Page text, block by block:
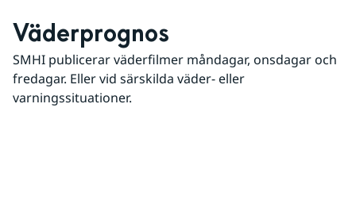
Väderprognos
SMHI publicerar väderfilmer måndagar, onsdagar och
fredagar. Eller vid särskilda väder- eller
varningssituationer.